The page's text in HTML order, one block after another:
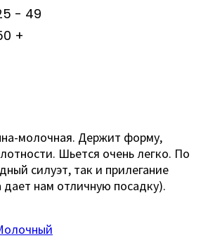
- 49
+
молочная. Держит форму,
Шьется очень легко. По
силуэт, так и прилегание
дает нам отличную посадку).